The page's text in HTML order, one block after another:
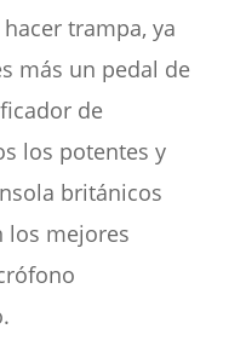
trampa, ya
más un pedal de
de
los potentes y
británicos
los mejores